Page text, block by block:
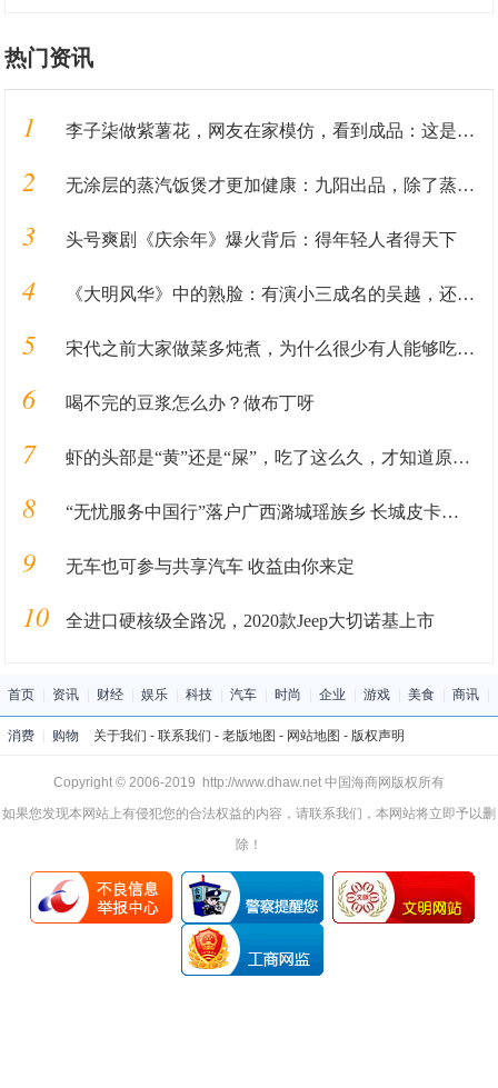
热门资讯
1 李子柒做紫薯花，网友在家模仿，看到成品：这是有毒？
2 无涂层的蒸汽饭煲才更加健康：九阳出品，除了蒸米饭还能做汽锅鸡
3 头号爽剧《庆余年》爆火背后：得年轻人者得天下
4 《大明风华》中的熟脸：有演小三成名的吴越，还有谢广坤的扮演者
5 宋代之前大家做菜多炖煮，为什么很少有人能够吃到炒菜？
6 喝不完的豆浆怎么办？做布丁呀
7 虾的头部是“黄”还是“屎”，吃了这么久，才知道原来吃错了
8 “无忧服务中国行”落户广西潞城瑶族乡 长城皮卡服务全面升级
9 无车也可参与共享汽车 收益由你来定
10 全进口硬核级全路况，2020款Jeep大切诺基上市
首页 资讯 财经 娱乐 科技 汽车 时尚 企业 游戏 美食 商讯
消费 购物 关于我们 - 联系我们 - 老版地图 - 网站地图 - 版权声明
Copyright © 2006-2019 http://www.dhaw.net 中国海商网版权所有
如果您发现本网站上有侵犯您的合法权益的内容，请联系我们，本网站将立即予以删
除！